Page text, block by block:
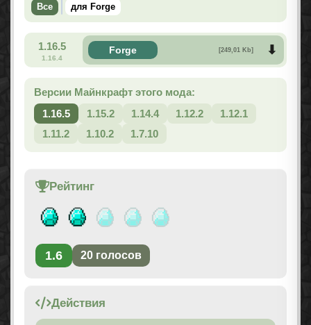
Все для Forge
1.16.5
1.16.4
Forge [249,01 Kb]
Версии Майнкрафт этого мода:
1.16.5
1.15.2 1.14.4 1.12.2
1.12.1
1.11.2
1.10.2 1.7.10
Рейтинг
1.6 20 голосов
Действия